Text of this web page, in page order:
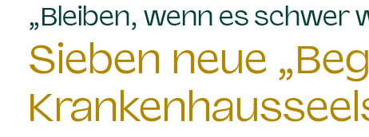
„Bleiben, wenn es schwer
Sieben neue